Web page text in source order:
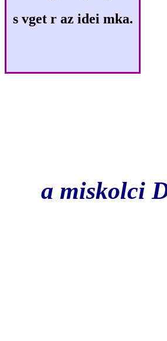
s vget r az idei mka.
a miskolci